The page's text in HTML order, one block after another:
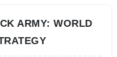
ARMY: WORLD